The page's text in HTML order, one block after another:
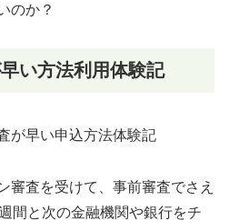
のか？
い方法利用体験記
審査を受けて、事前審査でさえ
間と次の金融機関や銀行をチ